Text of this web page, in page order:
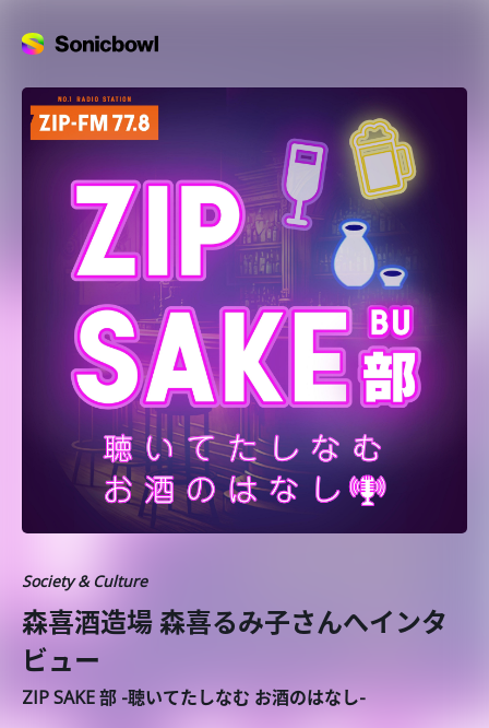
Society & Culture
森喜酒造場 森喜るみ子さんへインタ
ビュー
ZIP SAKE 部 -聴いてたしなむ お酒のはなし-